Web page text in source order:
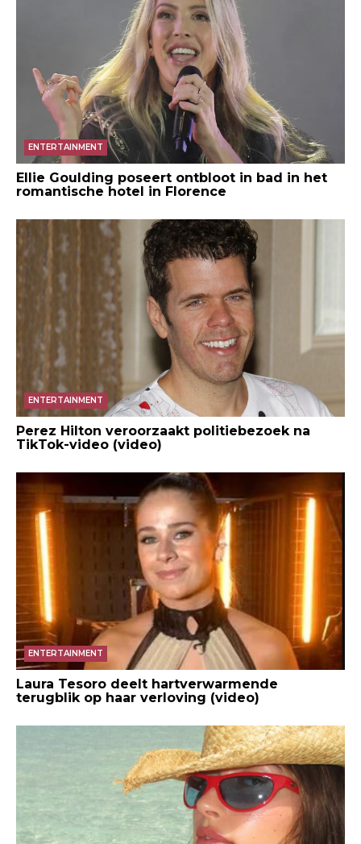
ENTERTAINMENT
Ellie Goulding poseert ontbloot in bad in het
romantische hotel in Florence
ENTERTAINMENT
Perez Hilton veroorzaakt politiebezoek na
TikTok-video (video)
ENTERTAINMENT
Laura Tesoro deelt hartverwarmende
terugblik op haar verloving (video)